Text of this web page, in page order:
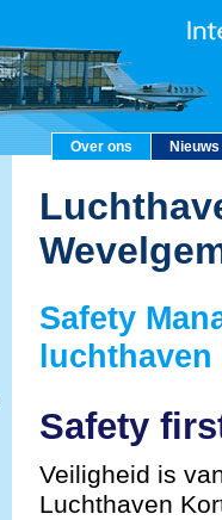
Over ons Nieuws
Safety
luchthaven
Safety
Veiligheid is
Luchthaven